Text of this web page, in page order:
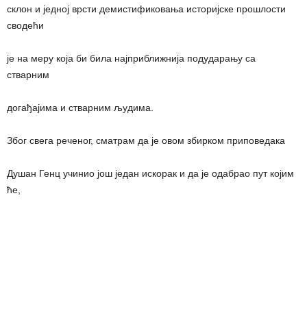
склон и једној врсти демистификовања историјске прошлости
сводећи
је на меру која би била најприближнија подударању са
стварним
догађајима и стварним људима.
Због свега реченог, сматрам да је овом збирком приповедака
Душан Генц учинио још један искорак и да је одабрао пут којим
ће,